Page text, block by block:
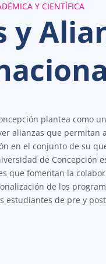
Y CIENTÍFICA
y
plantea como
alianzas que permitan
en el conjunto de su
de Concepción
que fomentan la
de los
estudiantes de pre y